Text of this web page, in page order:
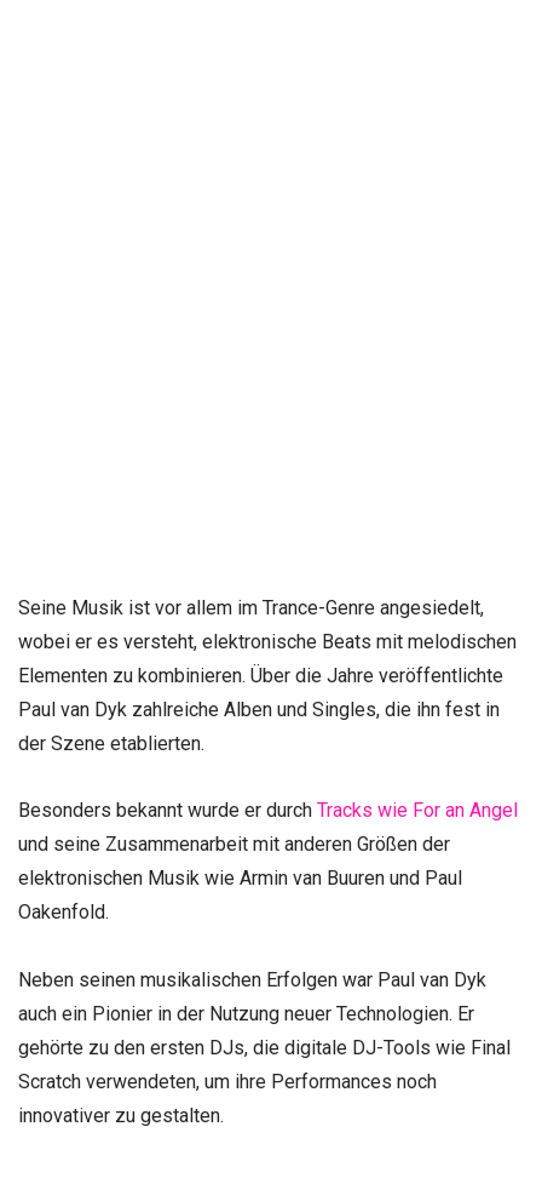
Seine Musik ist vor allem im Trance-Genre angesiedelt,
wobei er es versteht, elektronische Beats mit melodischen
Elementen zu kombinieren. Über die Jahre veröffentlichte
Paul van Dyk zahlreiche Alben und Singles, die ihn fest in
der Szene etablierten.
Besonders bekannt wurde er durch Tracks wie For an Angel
und seine Zusammenarbeit mit anderen Größen der
elektronischen Musik wie Armin van Buuren und Paul
Oakenfold.
Neben seinen musikalischen Erfolgen war Paul van Dyk
auch ein Pionier in der Nutzung neuer Technologien. Er
gehörte zu den ersten DJs, die digitale DJ-Tools wie Final
Scratch verwendeten, um ihre Performances noch
innovativer zu gestalten.